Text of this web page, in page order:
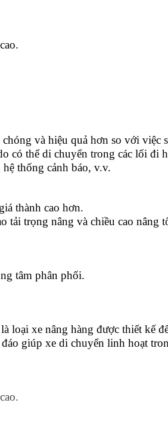
và hiệu quả hơn so với việc
có thể di chuyển trong các lối đi
thống cảnh báo, v.v.
thành cao hơn.
tải trọng nâng và chiều cao nâng
tâm phân phối.
loại xe nâng hàng được thiết kế
giúp xe di chuyển linh hoạt